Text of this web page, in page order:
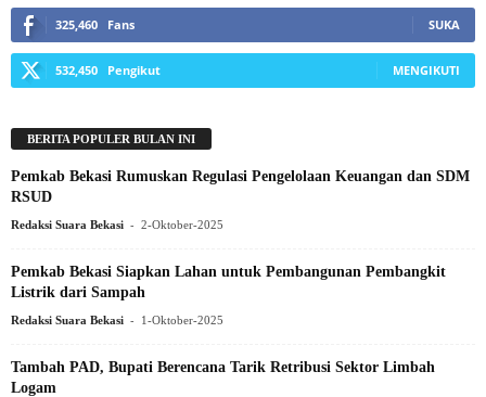
325,460 Fans SUKA
532,450 Pengikut MENGIKUTI
BERITA POPULER BULAN INI
Pemkab Bekasi Rumuskan Regulasi Pengelolaan Keuangan dan SDM
RSUD
Redaksi Suara Bekasi - 2-Oktober-2025
Pemkab Bekasi Siapkan Lahan untuk Pembangunan Pembangkit
Listrik dari Sampah
Redaksi Suara Bekasi - 1-Oktober-2025
Tambah PAD, Bupati Berencana Tarik Retribusi Sektor Limbah
Logam